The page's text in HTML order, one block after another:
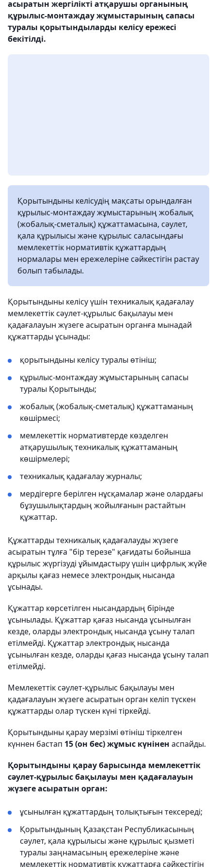
асыратын жергілікті атқарушы органының
құрылыс-монтаждау жұмыстарының сапасы
туралы қорытындыларды келісу ережесі
бекітілді.
Қорытындыны келісудің мақсаты орындалған
құрылыс-монтаждау жұмыстарының жобалық
(жобалық-сметалық) құжаттамасына, сәулет,
қала құрылысы және құрылыс саласындағы
мемлекеттік нормативтік құжаттардың
нормалары мен ережелеріне сәйкестігін растау
болып табылады.
Қорытындыны келісу үшін техникалық қадағалау
мемлекеттік сәулет-құрылыс бақылауы мен
қадағалауын жүзеге асыратын органға мынадай
құжаттарды ұсынады:
қорытындыны келісу туралы өтініш;
құрылыс-монтаждау жұмыстарының сапасы
туралы Қорытынды;
жобалық (жобалық-сметалық) құжаттаманың
көшірмесі;
мемлекеттік нормативтерде көзделген
атқарушылық техникалық құжаттаманың
көшірмелері;
техникалық қадағалау журналы;
мердігерге берілген нұсқамалар және олардағы
бұзушылықтардың жойылғанын растайтын
құжаттар.
Құжаттарды техникалық қадағалауды жүзеге
асыратын тұлға "бір терезе" қағидаты бойынша
құрылыс жүргізуді ұйымдастыру үшін цифрлық жүйе
арқылы қағаз немесе электрондық нысанда
ұсынады.
Құжаттар көрсетілген нысандардың бірінде
ұсынылады. Құжаттар қағаз нысанда ұсынылған
кезде, оларды электрондық нысанда ұсыну талап
етілмейді. Құжаттар электрондық нысанда
ұсынылған кезде, оларды қағаз нысанда ұсыну талап
етілмейді.
Мемлекеттік сәулет-құрылыс бақылауы мен
қадағалауын жүзеге асыратын орган келіп түскен
құжаттарды олар түскен күні тіркейді.
Қорытындыны қарау мерзімі өтініш тіркелген
күннен бастап 15 (он бес) жұмыс күнінен аспайды.
Қорытындыны қарау барысында мемлекеттік
сәулет-құрылыс бақылауы мен қадағалауын
жүзеге асыратын орган:
ұсынылған құжаттардың толықтығын тексереді;
Қорытындының Қазақстан Республикасының
сәулет, қала құрылысы және құрылыс қызметі
туралы заңнамасының ережелеріне және
мемлекеттік нормативтік құжаттарға сәйкестігін